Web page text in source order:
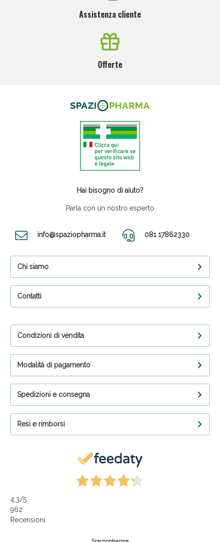
Assistenza cliente
Offerte
Hai bisogno di aiuto?
Parla con un nostro esperto
info@spaziopharma.it 081 17862330
Chi siamo
Contatti
Condizioni di vendita
Modalità di pagamento
Spedizioni e consegna
Resi e rimborsi
4,3/5
962
Recensioni